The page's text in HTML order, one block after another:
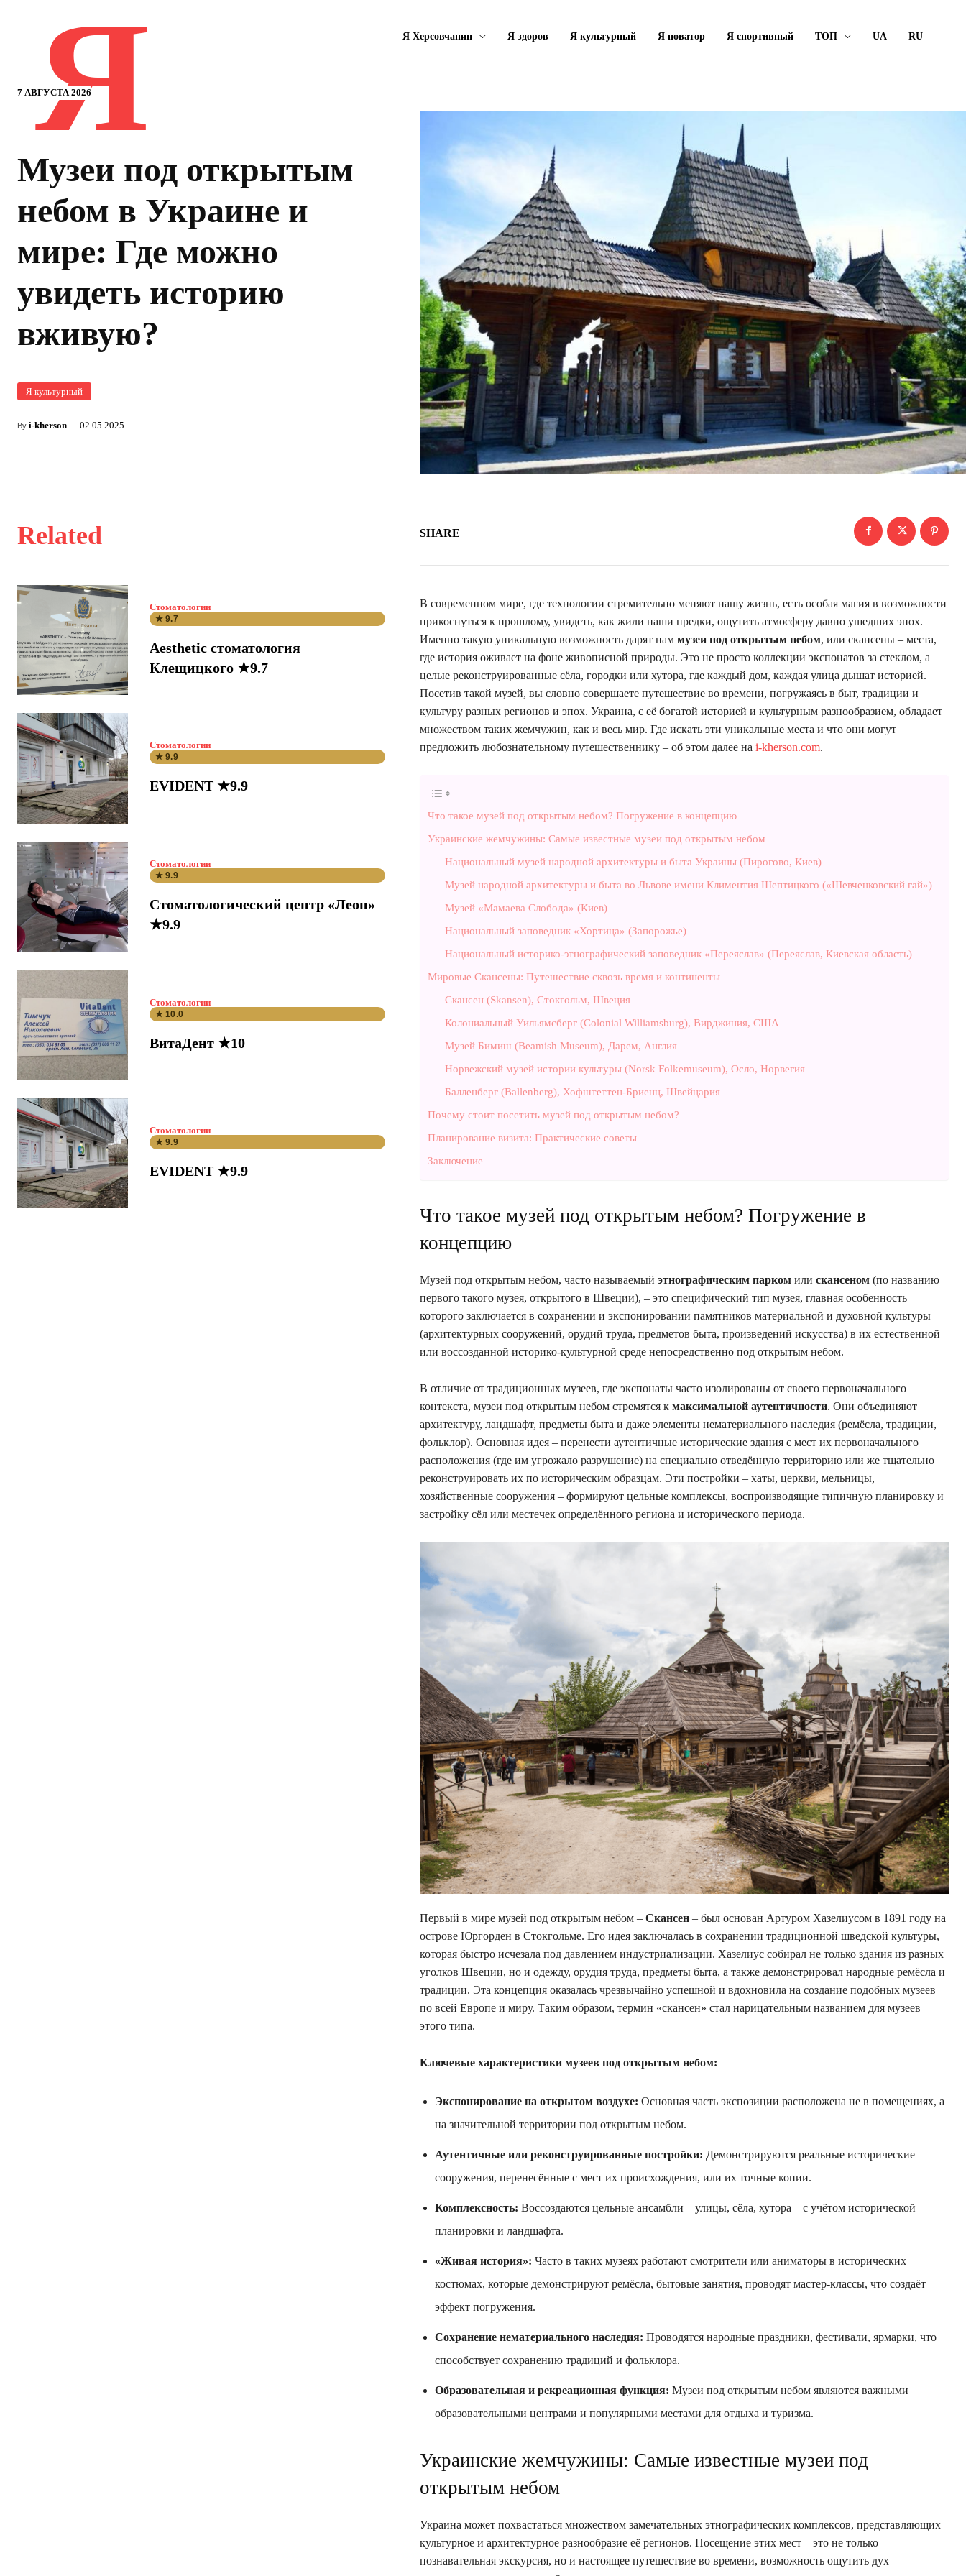
7 АВГУСТА 2026
Я Я Херсовчанин Я здоров Я культурный Я новатор Я спортивный ТОП UA RU
Музеи под открытым
небом в Украине и
мире: Где можно
увидеть историю
вживую?
Я культурный
By i-kherson 02.05.2025
Related
Стоматологии
★ 9.7
Aesthetic стоматология
Клещицкого ★9.7
Стоматологии
★ 9.9
EVIDENT ★9.9
Стоматологии
★ 9.9
Стоматологический центр «Леон»
★9.9
Стоматологии
★ 10.0
ВитаДент ★10
Стоматологии
★ 9.9
EVIDENT ★9.9
SHARE
В современном мире, где технологии стремительно меняют нашу жизнь, есть особая магия в возможности
прикоснуться к прошлому, увидеть, как жили наши предки, ощутить атмосферу давно ушедших эпох.
Именно такую уникальную возможность дарят нам музеи под открытым небом, или скансены – места,
где история оживает на фоне живописной природы. Это не просто коллекции экспонатов за стеклом, а
целые реконструированные сёла, городки или хутора, где каждый дом, каждая улица дышат историей.
Посетив такой музей, вы словно совершаете путешествие во времени, погружаясь в быт, традиции и
культуру разных регионов и эпох. Украина, с её богатой историей и культурным разнообразием, обладает
множеством таких жемчужин, как и весь мир. Где искать эти уникальные места и что они могут
предложить любознательному путешественнику – об этом далее на i-kherson.com.
Что такое музей под открытым небом? Погружение в концепцию
Украинские жемчужины: Самые известные музеи под открытым небом
Национальный музей народной архитектуры и быта Украины (Пирогово, Киев)
Музей народной архитектуры и быта во Львове имени Климентия Шептицкого («Шевченковский гай»)
Музей «Мамаева Слобода» (Киев)
Национальный заповедник «Хортица» (Запорожье)
Национальный историко-этнографический заповедник «Переяслав» (Переяслав, Киевская область)
Мировые Скансены: Путешествие сквозь время и континенты
Скансен (Skansen), Стокгольм, Швеция
Колониальный Уильямсберг (Colonial Williamsburg), Вирджиния, США
Музей Бимиш (Beamish Museum), Дарем, Англия
Норвежский музей истории культуры (Norsk Folkemuseum), Осло, Норвегия
Балленберг (Ballenberg), Хофштеттен-Бриенц, Швейцария
Почему стоит посетить музей под открытым небом?
Планирование визита: Практические советы
Заключение
Что такое музей под открытым небом? Погружение в
концепцию
Музей под открытым небом, часто называемый этнографическим парком или скансеном (по названию
первого такого музея, открытого в Швеции), – это специфический тип музея, главная особенность
которого заключается в сохранении и экспонировании памятников материальной и духовной культуры
(архитектурных сооружений, орудий труда, предметов быта, произведений искусства) в их естественной
или воссозданной историко-культурной среде непосредственно под открытым небом.
В отличие от традиционных музеев, где экспонаты часто изолированы от своего первоначального
контекста, музеи под открытым небом стремятся к максимальной аутентичности. Они объединяют
архитектуру, ландшафт, предметы быта и даже элементы нематериального наследия (ремёсла, традиции,
фольклор). Основная идея – перенести аутентичные исторические здания с мест их первоначального
расположения (где им угрожало разрушение) на специально отведённую территорию или же тщательно
реконструировать их по историческим образцам. Эти постройки – хаты, церкви, мельницы,
хозяйственные сооружения – формируют цельные комплексы, воспроизводящие типичную планировку и
застройку сёл или местечек определённого региона и исторического периода.
Первый в мире музей под открытым небом – Скансен – был основан Артуром Хазелиусом в 1891 году на
острове Юргорден в Стокгольме. Его идея заключалась в сохранении традиционной шведской культуры,
которая быстро исчезала под давлением индустриализации. Хазелиус собирал не только здания из разных
уголков Швеции, но и одежду, орудия труда, предметы быта, а также демонстрировал народные ремёсла и
традиции. Эта концепция оказалась чрезвычайно успешной и вдохновила на создание подобных музеев
по всей Европе и миру. Таким образом, термин «скансен» стал нарицательным названием для музеев
этого типа.
Ключевые характеристики музеев под открытым небом:
Экспонирование на открытом воздухе: Основная часть экспозиции расположена не в помещениях, а
на значительной территории под открытым небом.
Аутентичные или реконструированные постройки: Демонстрируются реальные исторические
сооружения, перенесённые с мест их происхождения, или их точные копии.
Комплексность: Воссоздаются цельные ансамбли – улицы, сёла, хутора – с учётом исторической
планировки и ландшафта.
«Живая история»: Часто в таких музеях работают смотрители или аниматоры в исторических
костюмах, которые демонстрируют ремёсла, бытовые занятия, проводят мастер-классы, что создаёт
эффект погружения.
Сохранение нематериального наследия: Проводятся народные праздники, фестивали, ярмарки, что
способствует сохранению традиций и фольклора.
Образовательная и рекреационная функция: Музеи под открытым небом являются важными
образовательными центрами и популярными местами для отдыха и туризма.
Украинские жемчужины: Самые известные музеи под
открытым небом
Украина может похвастаться множеством замечательных этнографических комплексов, представляющих
культурное и архитектурное разнообразие её регионов. Посещение этих мест – это не только
познавательная экскурсия, но и настоящее путешествие во времени, возможность ощутить дух